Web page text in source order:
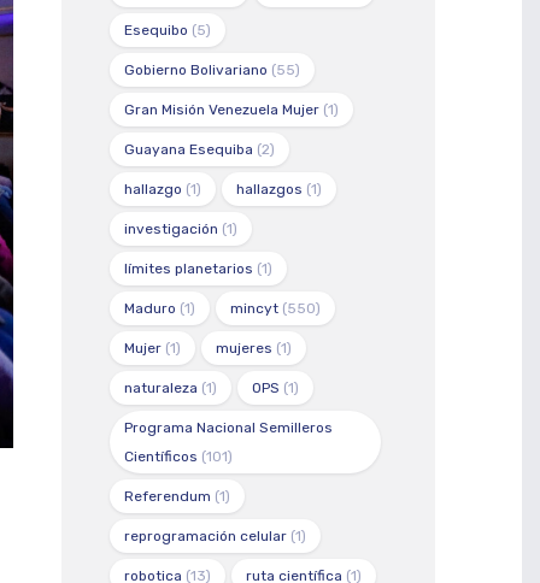
Esequibo (5)
Gobierno Bolivariano (55)
Gran Misión Venezuela Mujer (1)
Guayana Esequiba (2)
hallazgo (1) hallazgos (1)
investigación (1)
límites planetarios (1)
Maduro (1) mincyt (550)
Mujer (1) mujeres (1)
naturaleza (1) OPS (1)
Programa Nacional Semilleros
Científicos (101)
Referendum (1)
reprogramación celular (1)
robotica (13) ruta científica (1)